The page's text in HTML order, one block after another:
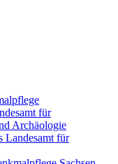
für
Archäologie
Landesamt für